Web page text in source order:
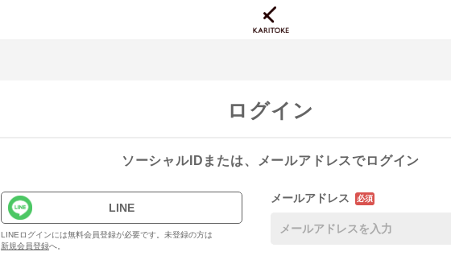
ログイン
ソーシャルIDまたは、メールアドレスでログイン
LINE
LINEログインには無料会員登録が必要です。未登録の方は
新規会員登録へ。
メールアドレス 必須